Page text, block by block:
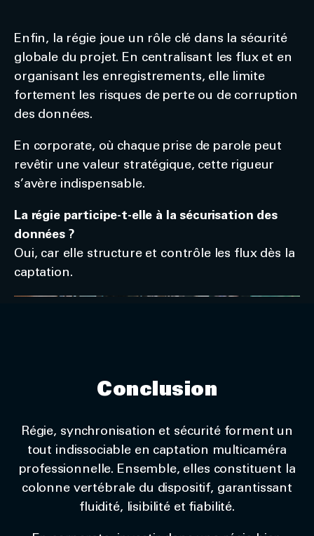
Enfin, la régie joue un rôle clé dans la sécurité
globale du projet. En centralisant les flux et en
organisant les enregistrements, elle limite
fortement les risques de perte ou de corruption
des données.
En corporate, où chaque prise de parole peut
revêtir une valeur stratégique, cette rigueur
s’avère indispensable.
La régie participe-t-elle à la sécurisation des
données ?
Oui, car elle structure et contrôle les flux dès la
captation.
Conclusion
Régie, synchronisation et sécurité forment un
tout indissociable en captation multicaméra
professionnelle. Ensemble, elles constituent la
colonne vertébrale du dispositif, garantissant
fluidité, lisibilité et fiabilité.